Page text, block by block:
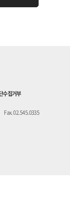
수집거부
Fax. 02.545.0335